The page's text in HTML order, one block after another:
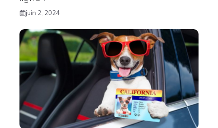
juin 2, 2024